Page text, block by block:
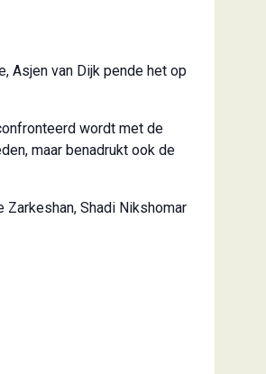
Asjen van Dijk pende het op
wordt met de
maar benadrukt ook de
Zarkeshan, Shadi Nikshomar